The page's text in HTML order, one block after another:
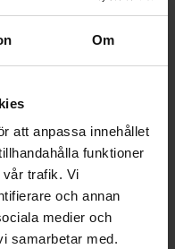
Om
att anpassa innehållet
funktioner
trafik. Vi
och annan
medier och
samarbetar med.
32.2
426024195
1295